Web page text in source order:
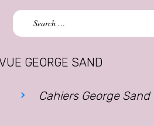
Search
for:
GEORGE SAND
Cahiers George Sand